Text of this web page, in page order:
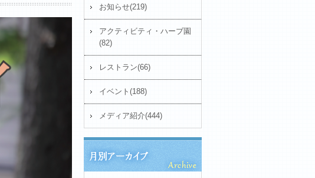
お知らせ(219)
アクティビティ・ハーブ園
(82)
レストラン(66)
イベント(188)
メディア紹介(444)